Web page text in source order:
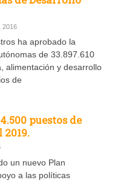
2016
ha aprobado la
de 33.897.610
alimentación y desarrollo
de
puestos de
un nuevo Plan
a las políticas